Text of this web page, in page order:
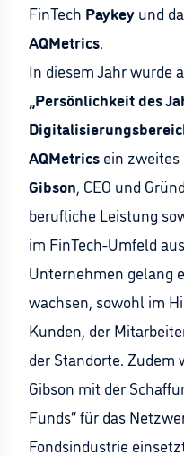
FinTech Paykey und
AQMetrics.
In diesem Jahr wurde
„Persönlichkeit des
AQMetrics ein
Gibson, CEO und
berufliche Leistung
im FinTech-Umfeld
Unternehmen gelang
wachsen, sowohl im
Kunden, der
der Standorte. Zudem
Gibson mit der
Funds“ für das
Fondsindustrie